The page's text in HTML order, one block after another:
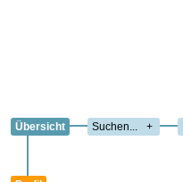
Übersicht +